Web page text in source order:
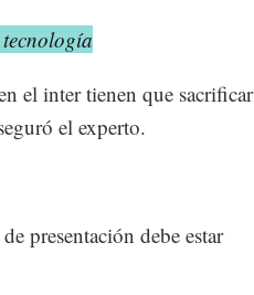
el inter tienen que sacrificar
el experto.
presentación debe estar